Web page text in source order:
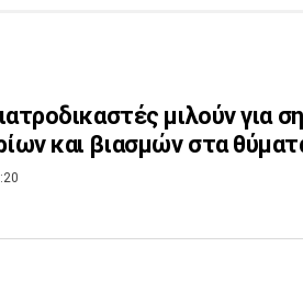
μιλούν για
και βιασμών στα